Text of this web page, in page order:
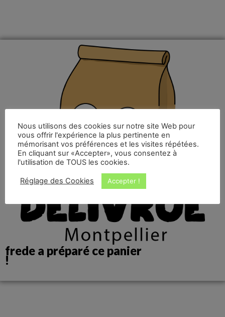
frede a préparé ce panier
!
Nous utilisons des cookies sur notre site Web pour
vous offrir l'expérience la plus pertinente en
mémorisant vos préférences et les visites répétées.
En cliquant sur «Accepter», vous consentez à
l'utilisation de TOUS les cookies.
Réglage des Cookies Accepter !